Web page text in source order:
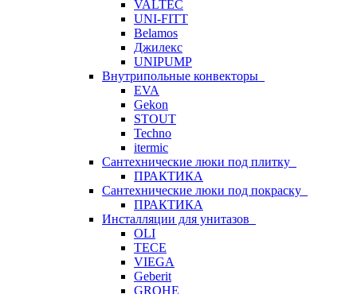
VALTEC
UNI-FITT
Belamos
Джилекс
UNIPUMP
Внутрипольные конвекторы
EVA
Gekon
STOUT
Techno
itermic
Сантехнические люки под плитку
ПРАКТИКА
Сантехнические люки под покраску
ПРАКТИКА
Инсталляции для унитазов
OLI
TECE
VIEGA
Geberit
GROHE